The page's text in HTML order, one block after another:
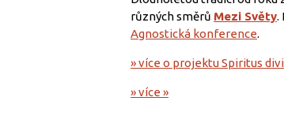
různých směrů Mezi Světy.
Agnostická konference.
» více o projektu Spiritus
» více »